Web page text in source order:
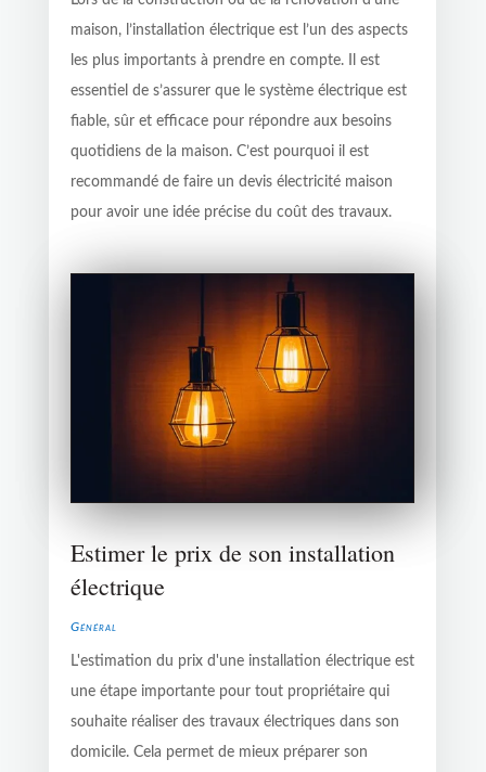
maison, l’installation électrique est l’un des aspects
les plus importants à prendre en compte. Il est
essentiel de s’assurer que le système électrique est
fiable, sûr et efficace pour répondre aux besoins
quotidiens de la maison. C’est pourquoi il est
recommandé de faire un devis électricité maison
pour avoir une idée précise du coût des travaux.
Estimer le prix de son installation
électrique
Général
L'estimation du prix d'une installation électrique est
une étape importante pour tout propriétaire qui
souhaite réaliser des travaux électriques dans son
domicile. Cela permet de mieux préparer son